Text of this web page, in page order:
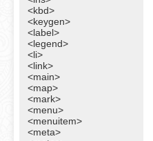
<kbd>
<keygen>
<label>
<legend>
<li>
<link>
<main>
<map>
<mark>
<menu>
<menuitem>
<meta>